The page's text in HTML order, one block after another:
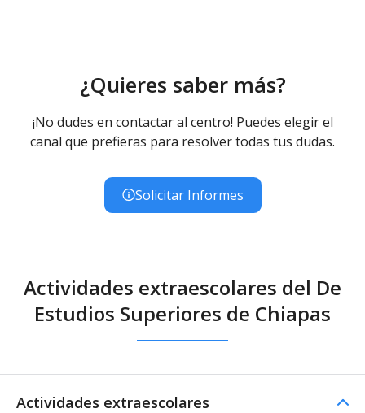
¿Quieres saber más?
¡No dudes en contactar al centro! Puedes elegir el
canal que prefieras para resolver todas tus dudas.
Solicitar Informes
Actividades extraescolares del De
Estudios Superiores de Chiapas
Actividades extraescolares